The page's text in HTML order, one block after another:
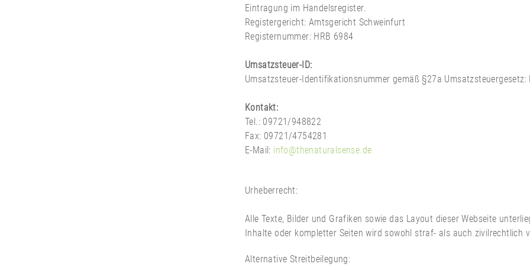
Eintragung im Handelsregister.
Registergericht: Amtsgericht Schweinfurt
Registernummer: HRB 6984
Umsatzsteuer-ID:
Umsatzsteuer-Identifikationsnummer gemäß §27a Umsatzsteuergesetz:
Kontakt:
Tel.: 09721/948822
Fax: 09721/4754281
E-Mail: info@thenaturalsense.de
Urheberrecht:
Alle Texte, Bilder und Grafiken sowie das Layout dieser Webseite
Inhalte oder kompletter Seiten wird sowohl straf- als auch zivilrechtlich
Alternative Streitbeilegung: